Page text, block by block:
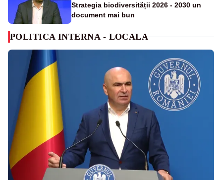
Strategia biodiversității 2026 - 2030 un
document mai bun
POLITICA INTERNA - LOCALA